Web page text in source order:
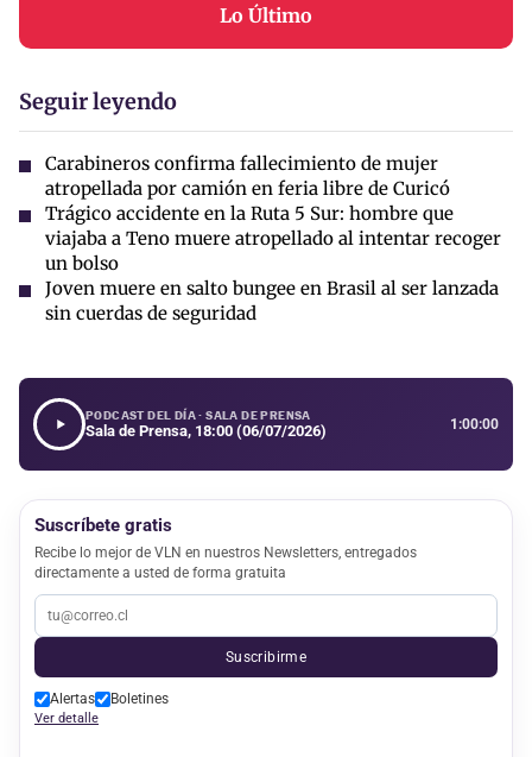
Lo Último
Seguir leyendo
Carabineros confirma fallecimiento de mujer
atropellada por camión en feria libre de Curicó
Trágico accidente en la Ruta 5 Sur: hombre que
viajaba a Teno muere atropellado al intentar recoger
un bolso
Joven muere en salto bungee en Brasil al ser lanzada
sin cuerdas de seguridad
PODCAST DEL DÍA · SALA DE PRENSA
Sala de Prensa, 18:00 (06/07/2026) 1:00:00
Suscríbete gratis
Recibe lo mejor de VLN en nuestros Newsletters, entregados
directamente a usted de forma gratuita
Suscribirme
Alertas Boletines
Ver detalle